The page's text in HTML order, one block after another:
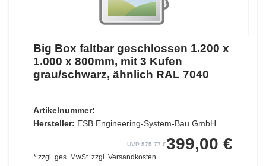
Big Box faltbar geschlossen 1.200 x
1.000 x 800mm, mit 3 Kufen
grau/schwarz, ähnlich RAL 7040
Artikelnummer:
Hersteller: ESB Engineering-System-Bau GmbH
UVP 575,77 €399,00 €
* zzgl. ges. MwSt.zzgl. Versandkosten